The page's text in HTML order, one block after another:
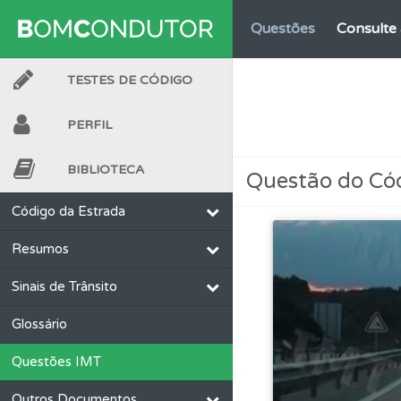
Questões Consulte
Veja as
Biblioteca
TESTES DE CÓDIGO
PERFIL
BIBLIOTECA
Código da Estrada
Resumos
Sinais de Trânsito
Glossário
Questões IMT
Questão do